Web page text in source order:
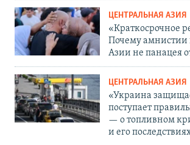
ЦЕНТРАЛЬНАЯ АЗИЯ
«Краткосрочное
Почему амнистии
Азии не панацея
ЦЕНТРАЛЬНАЯ АЗИЯ
«Украина
поступает
— о топливном
и его